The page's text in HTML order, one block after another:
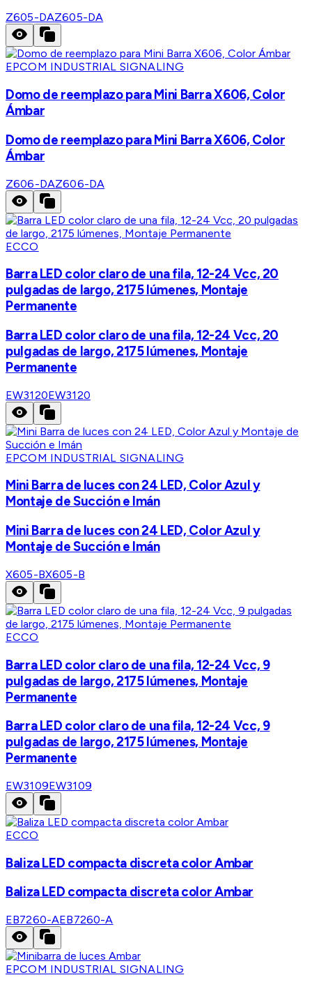
Z605-DAZ605-DA
EPCOM INDUSTRIAL SIGNALING
Domo de reemplazo para Mini Barra X606, Color
Ámbar
Domo de reemplazo para Mini Barra X606, Color
Ámbar
Z606-DAZ606-DA
ECCO
Barra LED color claro de una fila, 12-24 Vcc, 20
pulgadas de largo, 2175 lúmenes, Montaje
Permanente
Barra LED color claro de una fila, 12-24 Vcc, 20
pulgadas de largo, 2175 lúmenes, Montaje
Permanente
EW3120EW3120
EPCOM INDUSTRIAL SIGNALING
Mini Barra de luces con 24 LED, Color Azul y
Montaje de Succión e Imán
Mini Barra de luces con 24 LED, Color Azul y
Montaje de Succión e Imán
X605-BX605-B
ECCO
Barra LED color claro de una fila, 12-24 Vcc, 9
pulgadas de largo, 2175 lúmenes, Montaje
Permanente
Barra LED color claro de una fila, 12-24 Vcc, 9
pulgadas de largo, 2175 lúmenes, Montaje
Permanente
EW3109EW3109
ECCO
Baliza LED compacta discreta color Ambar
Baliza LED compacta discreta color Ambar
EB7260-AEB7260-A
EPCOM INDUSTRIAL SIGNALING